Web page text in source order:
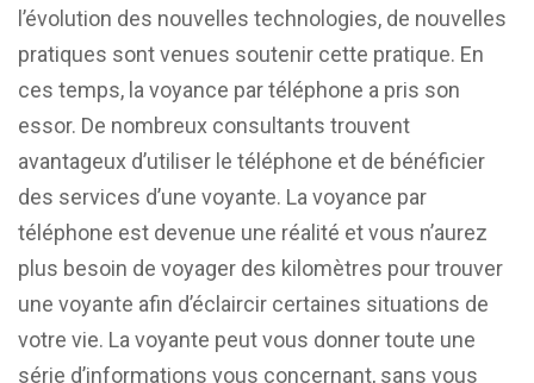
l’évolution des nouvelles technologies, de nouvelles
pratiques sont venues soutenir cette pratique. En
ces temps, la voyance par téléphone a pris son
essor. De nombreux consultants trouvent
avantageux d’utiliser le téléphone et de bénéficier
des services d’une voyante. La voyance par
téléphone est devenue une réalité et vous n’aurez
plus besoin de voyager des kilomètres pour trouver
une voyante afin d’éclaircir certaines situations de
votre vie. La voyante peut vous donner toute une
série d’informations vous concernant, sans vous